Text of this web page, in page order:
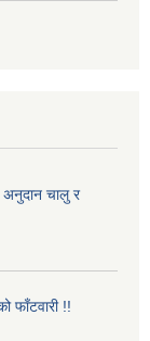
अनुदान चालु र
फाँटवारी !!